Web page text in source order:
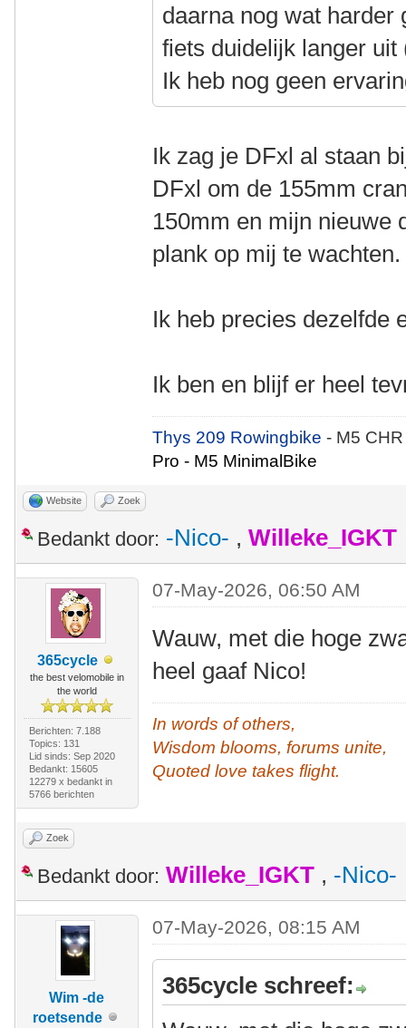
daarna nog wat harder
fiets duidelijk langer
Ik heb nog geen
Ik zag je DFxl al staan
DFxl om de 155mm
150mm en mijn nieuwe
plank op mij te
Ik heb precies dezelfde
Ik ben en blijf er heel
Thys 209 Rowingbike- M5
Pro - M5 MinimalBike
Website Zoek
Bedankt door: -Nico- , Willeke_IGKT
365cycle
the best velomobile in
the world
Berichten: 7.188
Topics: 131
Lid sinds: Sep 2020
Bedankt: 15605
12279 x bedankt in
5766 berichten
07-May-2026, 06:50 AM
Wauw, met die hoge
heel gaaf Nico!
In words of others,
Wisdom blooms, forums unite,
Quoted love takes flight.
Zoek
Bedankt door: Willeke_IGKT , -Nico-
Wim -de
roetsende
07-May-2026, 08:15 AM
365cycle schreef: